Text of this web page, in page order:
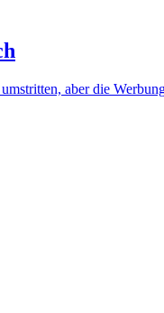
aber die